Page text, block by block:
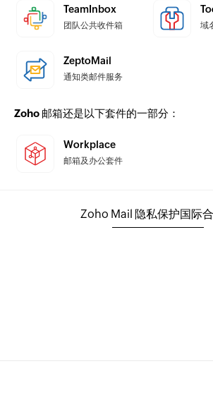
TeamInbox
团队公共收件箱 域
ZeptoMail
通知类邮件服务
Zoho 邮箱还是以下套件的一部分：
Workplace
邮箱及办公套件
Zoho Mail 隐私保护国际